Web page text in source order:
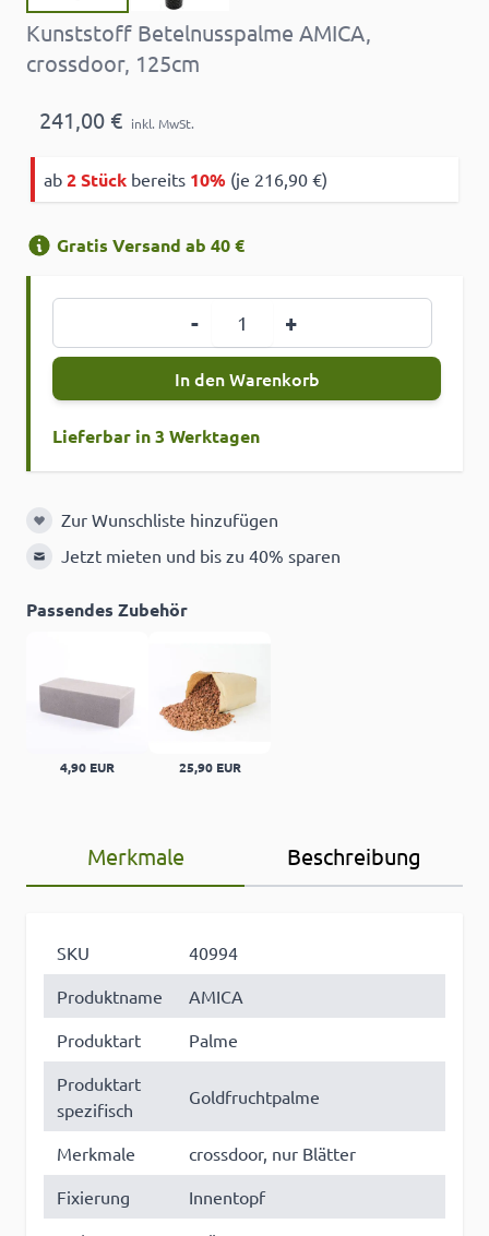
Kunststoff Betelnusspalme AMICA,
crossdoor, 125cm
241,00 € inkl. MwSt.
ab 2 Stück bereits 10% (je 216,90 €)
Gratis Versand ab 40 €
- +
In den Warenkorb
Lieferbar in 3 Werktagen
Zur Wunschliste hinzufügen
Zur Wunschliste hinzufügen
Jetzt mieten und bis zu 40% sparen
Passendes Zubehör
4,90 EUR 25,90 EUR
Merkmale Beschreibung
SKU
40994
Produktname
AMICA
Produktart
Palme
Produktart
spezifisch
Goldfruchtpalme
Merkmale
crossdoor, nur Blätter
Fixierung
Innentopf